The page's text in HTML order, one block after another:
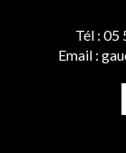
Tél : 05
Email :